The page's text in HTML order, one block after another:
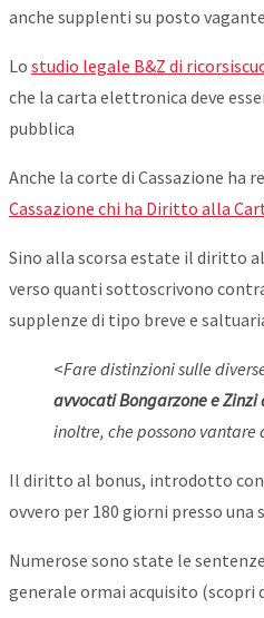
anche supplenti su posto
Lo studio legale B&Z di
che la carta elettronica deve
pubblica
Anche la corte di Cassazione ha
Cassazione chi ha Diritto alla
Sino alla scorsa estate il diritto
verso quanti sottoscrivono
supplenze di tipo breve e
<Fare distinzioni sulle
avvocati Bongarzone e
inoltre, che possono
Il diritto al bonus, introdotto con
ovvero per 180 giorni presso una
Numerose sono state le
generale ormai acquisito (scopri